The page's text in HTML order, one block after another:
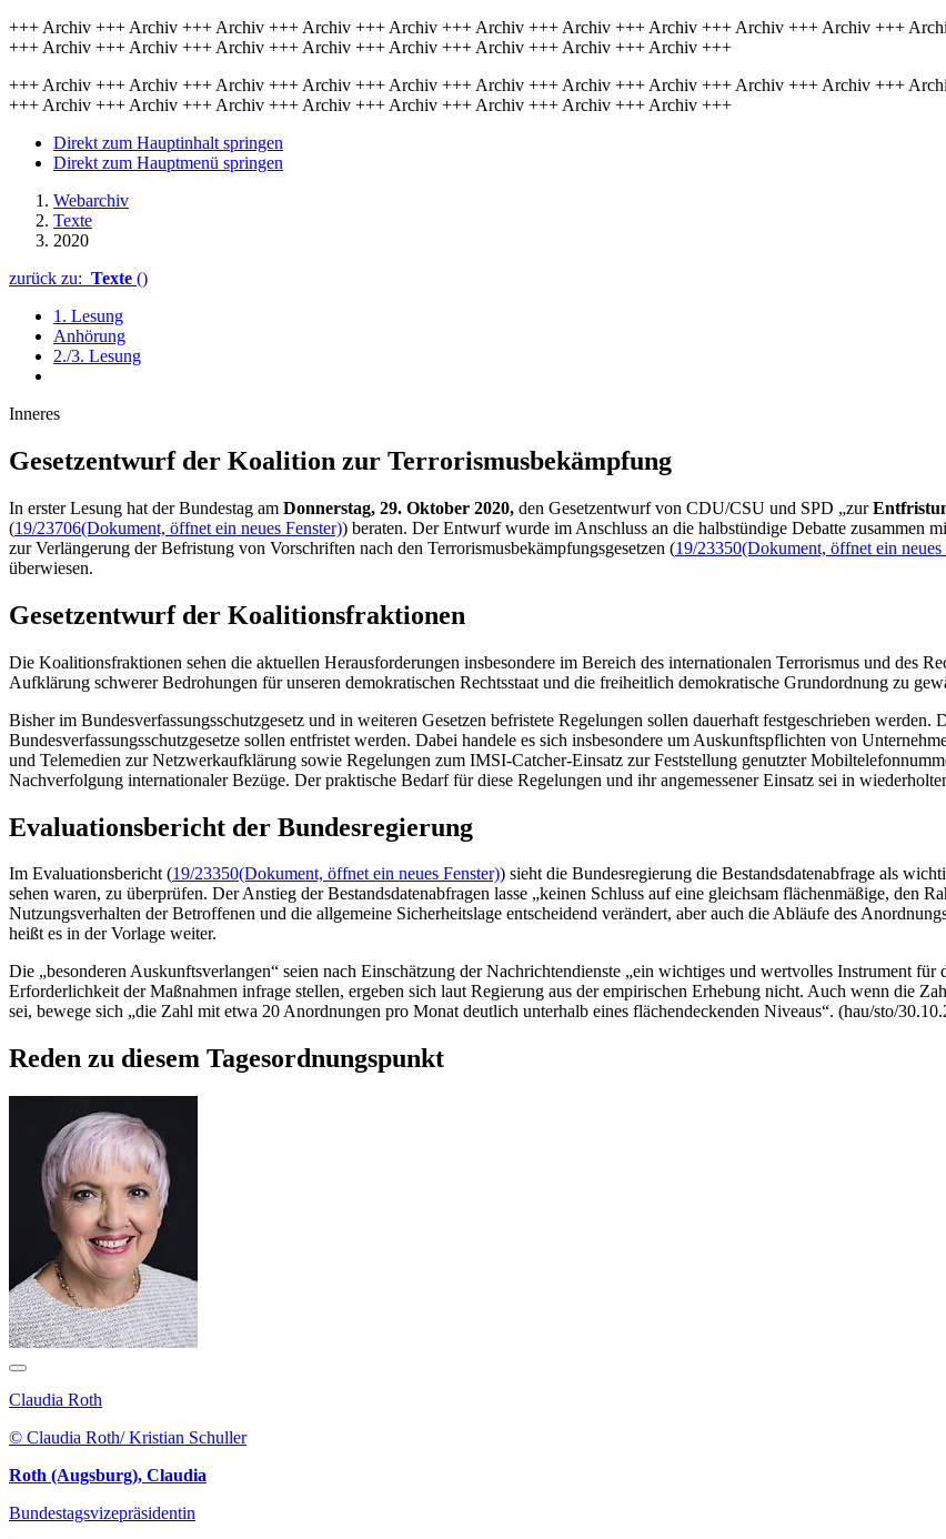
+++ Archiv +++ Archiv +++ Archiv +++ Archiv +++ Archiv +++ Archiv +++ Archiv +++ Archiv +++ Archiv +++ Archiv +++
+++ Archiv +++ Archiv +++ Archiv +++ Archiv +++ Archiv +++ Archiv +++ Archiv +++ Archiv +++
+++ Archiv +++ Archiv +++ Archiv +++ Archiv +++ Archiv +++ Archiv +++ Archiv +++ Archiv +++ Archiv +++ Archiv +++
+++ Archiv +++ Archiv +++ Archiv +++ Archiv +++ Archiv +++ Archiv +++ Archiv +++ Archiv +++
Direkt zum Hauptinhalt springen
Direkt zum Hauptmenü springen
Webarchiv
Texte
2020
zurück zu: Texte ()
1. Lesung
Anhörung
2./3. Lesung
Inneres
Gesetzentwurf der Koa­lition zur Terrorismus­bekämpfung
In erster Lesung hat der Bundestag am Donnerstag, 29. Oktober 2020, den Gesetzentwurf von CDU/CSU und SPD „zur
(19/23706(Dokument, öffnet ein neues Fenster)) beraten. Der Entwurf wurde im Anschluss an die halbstündige Debatte zusammen
zur Verlängerung der Befristung von Vorschriften nach den Terrorismusbekämpfungsgesetzen (19/23350(Dokument, öffnet ein neues
überwiesen.
Gesetzentwurf der Koalitionsfraktionen
Die Koalitionsfraktionen sehen die aktuellen Herausforderungen insbesondere im Bereich des internationalen Terrorismus und des
Aufklärung schwerer Bedrohungen für unseren demokratischen Rechtsstaat und die freiheitlich demokratische Grundordnung zu
Bisher im Bundesverfassungsschutzgesetz und in weiteren Gesetzen befristete Regelungen sollen dauerhaft festgeschrieben werden.
Bundesverfassungsschutzgesetze sollen entfristet werden. Dabei handele es sich insbesondere um Auskunftspflichten von
und Telemedien zur Netzwerkaufklärung sowie Regelungen zum IMSI-Catcher-Einsatz zur Feststellung genutzter
Nachverfolgung internationaler Bezüge. Der praktische Bedarf für diese Regelungen und ihr angemessener Einsatz sei in
Evaluationsbericht der Bundesregierung
Im Evaluationsbericht (19/23350(Dokument, öffnet ein neues Fenster)) sieht die Bundesregierung die Bestandsdatenabfrage als
sehen waren, zu überprüfen. Der Anstieg der Bestandsdatenabfragen lasse „keinen Schluss auf eine gleichsam flächenmäßige, den
Nutzungsverhalten der Betroffenen und die allgemeine Sicherheitslage entscheidend verändert, aber auch die Abläufe des
heißt es in der Vorlage weiter.
Die „besonderen Auskunftsverlangen“ seien nach Einschätzung der Nachrichtendienste „ein wichtiges und wertvolles Instrument
Erforderlichkeit der Maßnahmen infrage stellen, ergeben sich laut Regierung aus der empirischen Erhebung nicht. Auch wenn die
sei, bewege sich „die Zahl mit etwa 20 Anordnungen pro Monat deutlich unterhalb eines flächendeckenden Niveaus“. (hau/sto/
Reden zu diesem Tagesordnungspunkt
Claudia Roth
© Claudia Roth/ Kristian Schuller
Roth (Augsburg), Claudia
Bundestagsvizepräsidentin